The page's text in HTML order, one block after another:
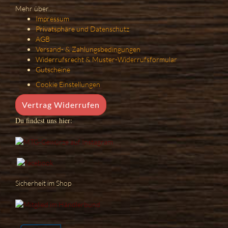
Mehr über...
Impressum
Privatsphäre und Datenschutz
AGB
Versand- & Zahlungsbedingungen
Widerrufsrecht & Muster-Widerrufsformular
Gutscheine
Cookie Einstellungen
Vertrag Widerrufen
Du findest uns hier:
Sicherheit im Shop